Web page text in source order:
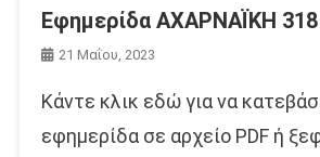
Εφημερίδα ΑΧΑΡΝΑΪΚΗ
21 Μαΐου, 2023
Κάντε κλικ εδώ για να
εφημερίδα σε αρχείο PDF ή